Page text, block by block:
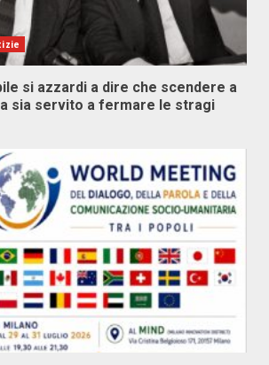
si azzardi a dire che scendere a
sia servito a fermare le stragi